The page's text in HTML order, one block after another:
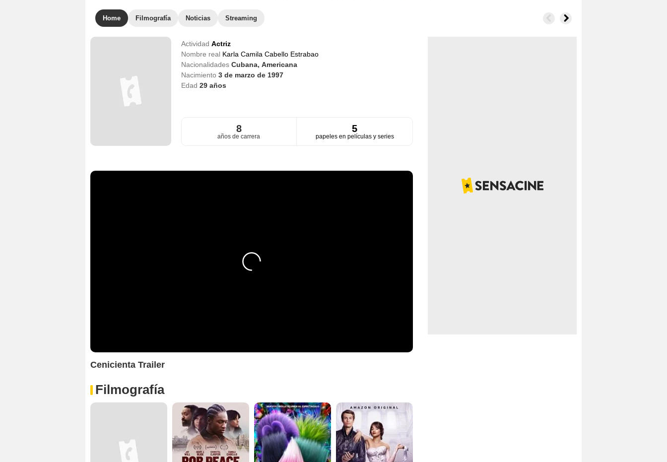
Home Filmografía Noticias Streaming
Actividad Actriz
Nombre real Karla Camila Cabello Estrabao
Nacionalidades Cubana, Americana
Nacimiento 3 de marzo de 1997
Edad 29años
8
años de carrera
5
papeles en películas y series
Cenicienta Trailer
Filmografía